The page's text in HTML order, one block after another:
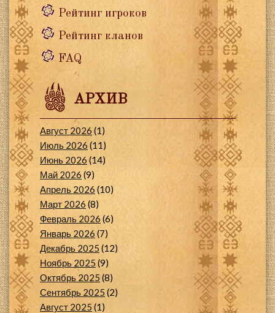
Рейтинг игроков
Рейтинг кланов
FAQ
АРХИВ
Август 2026 (1)
Июль 2026 (11)
Июнь 2026 (14)
Май 2026 (9)
Апрель 2026 (10)
Март 2026 (8)
Февраль 2026 (6)
Январь 2026 (7)
Декабрь 2025 (12)
Ноябрь 2025(9)
Октябрь 2025 (8)
Сентябрь 2025 (2)
Август 2025 (1)